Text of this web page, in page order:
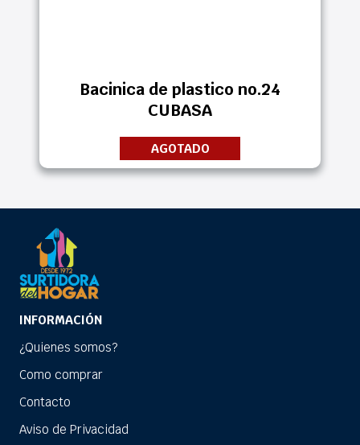
Bacinica de plastico no.24
CUBASA
AGOTADO
INFORMACIÓN
¿Quienes somos?
Como comprar
Contacto
Aviso de Privacidad